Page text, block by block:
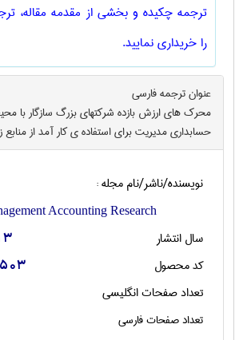
ترجمه چکیده و بخشی از مقدمه مقاله،
را خریداری نمایید.
عنوان ترجمه فارسی
محرک های ارزش بازده شرکتهای بزرگ سازگار با
حسابداری مدیریت برای استفاده ی کار آمد از
نویسنده/ناشر/نام مجله :
Accounting Research
سال انتشار
کد محصول
تعداد صفحات انگليسی
تعداد صفحات فارسی